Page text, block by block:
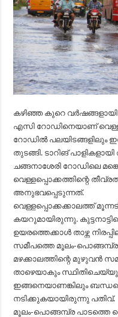
കഴിഞ്ഞ കുറെ വര്‍ഷങ്ങളായി
എസി റോഡിനെയാണ്
റോഡില്‍ പലയിടങ്ങളിലും
തുടങ്ങി. ടാറിങ്
ചങ്ങനാശേരി റോഡിലെ
വെള്ളപ്പൊക്കത്തിന്റെ
അനുഭവപ്പെടുന്നത്.
വെള്ളപ്പൊക്കക്കാലത്ത്
കയറുമായിരുന്നു.
ഉയരത്തെക്കാള്‍ താഴ്ന്ന
സമീപത്തെ മൂലം-പൊങ്ങമ്പ്ര
മഴക്കാലത്തിന്റെ മുഴുവന്‍
താഴെയാകും
ഇങ്ങനെയാണങ്കിലും
നടിക്കുകയായിരുന്നു പതിവ്.
മൂലം-പൊങ്ങമ്പ്ര പാടത്തെ